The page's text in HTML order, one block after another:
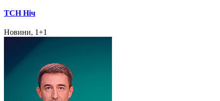
ТСН Ніч
Новини, 1+1